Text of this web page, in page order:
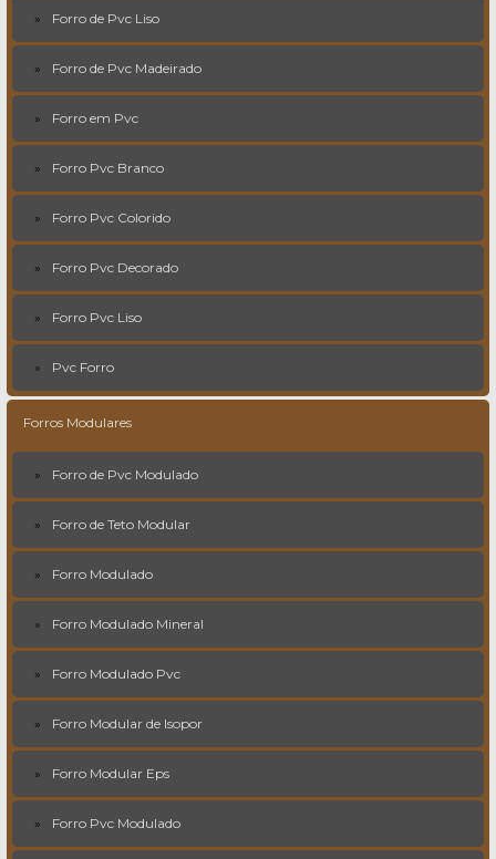
Forro de Pvc Liso
Forro de Pvc Madeirado
Forro em Pvc
Forro Pvc Branco
Forro Pvc Colorido
Forro Pvc Decorado
Forro Pvc Liso
Pvc Forro
Forros Modulares
Forro de Pvc Modulado
Forro de Teto Modular
Forro Modulado
Forro Modulado Mineral
Forro Modulado Pvc
Forro Modular de Isopor
Forro Modular Eps
Forro Pvc Modulado